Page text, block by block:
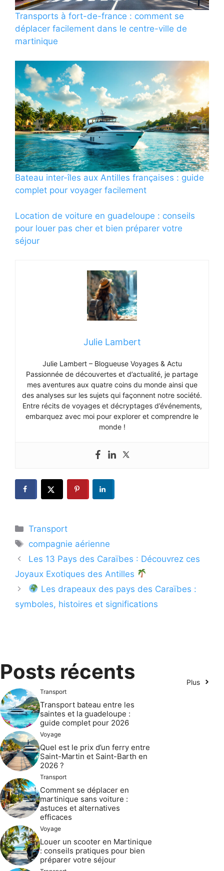
Transports à fort-de-france : comment se
déplacer facilement dans le centre-ville de
martinique
Bateau inter-îles aux Antilles françaises : guide
complet pour voyager facilement
Location de voiture en guadeloupe : conseils
pour louer pas cher et bien préparer votre
séjour
Julie Lambert
Julie Lambert – Blogueuse Voyages & Actu
Passionnée de découvertes et d’actualité, je partage
mes aventures aux quatre coins du monde ainsi que
des analyses sur les sujets qui façonnent notre société.
Entre récits de voyages et décryptages d’événements,
embarquez avec moi pour explorer et comprendre le
monde !
Catégories
Transport
Étiquettes
compagnie aérienne
Les 13 Pays des Caraïbes : Découvrez ces
Joyaux Exotiques des Antilles
Les drapeaux des pays des Caraïbes :
symboles, histoires et significations
Posts récents Plus
Transport
Transport bateau entre les
saintes et la guadeloupe :
guide complet pour 2026
Voyage
Quel est le prix d’un ferry entre
Saint-Martin et Saint-Barth en
2026 ?
Transport
Comment se déplacer en
martinique sans voiture :
astuces et alternatives
efficaces
Voyage
Louer un scooter en Martinique
: conseils pratiques pour bien
préparer votre séjour